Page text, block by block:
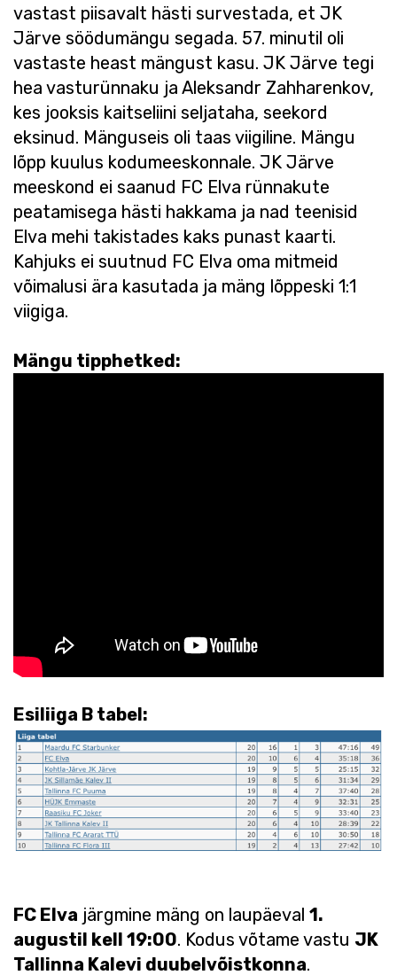
vastast piisavalt hästi survestada, et JK
Järve söödumängu segada. 57. minutil oli
vastaste heast mängust kasu. JK Järve tegi
hea vasturünnaku ja Aleksandr Zahharenkov,
kes jooksis kaitseliini seljataha, seekord
eksinud. Mänguseis oli taas viigiline. Mängu
lõpp kuulus kodumeeskonnale. JK Järve
meeskond ei saanud FC Elva rünnakute
peatamisega hästi hakkama ja nad teenisid
Elva mehi takistades kaks punast kaarti.
Kahjuks ei suutnud FC Elva oma mitmeid
võimalusi ära kasutada ja mäng lõppeski 1:1
viigiga.
Mängu tipphetked:
Esiliiga B tabel:
FC Elva järgmine mäng on laupäeval 1.
augustil kell 19:00. Kodus võtame vastu JK
Tallinna Kalevi duubelvõistkonna.